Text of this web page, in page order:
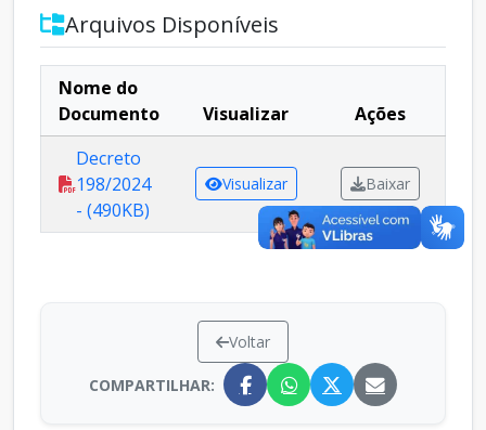
Arquivos Disponíveis
Nome do
Documento
Visualizar
Ações
Decreto
198/2024
- (490KB)
Visualizar Baixar
Voltar
COMPARTILHAR: